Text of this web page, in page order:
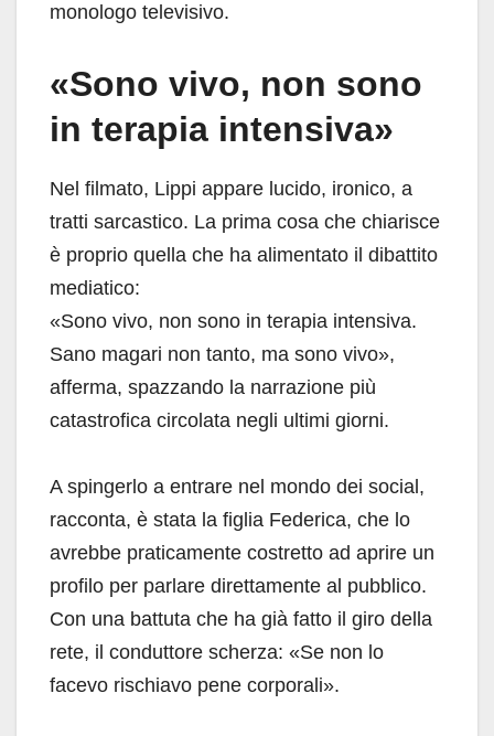
monologo televisivo.
«Sono vivo, non sono
in terapia intensiva»
Nel filmato, Lippi appare lucido, ironico, a
tratti sarcastico. La prima cosa che chiarisce
è proprio quella che ha alimentato il dibattito
mediatico:
«Sono vivo, non sono in terapia intensiva.
Sano magari non tanto, ma sono vivo»,
afferma, spazzando la narrazione più
catastrofica circolata negli ultimi giorni.
A spingerlo a entrare nel mondo dei social,
racconta, è stata la figlia Federica, che lo
avrebbe praticamente costretto ad aprire un
profilo per parlare direttamente al pubblico.
Con una battuta che ha già fatto il giro della
rete, il conduttore scherza: «Se non lo
facevo rischiavo pene corporali».